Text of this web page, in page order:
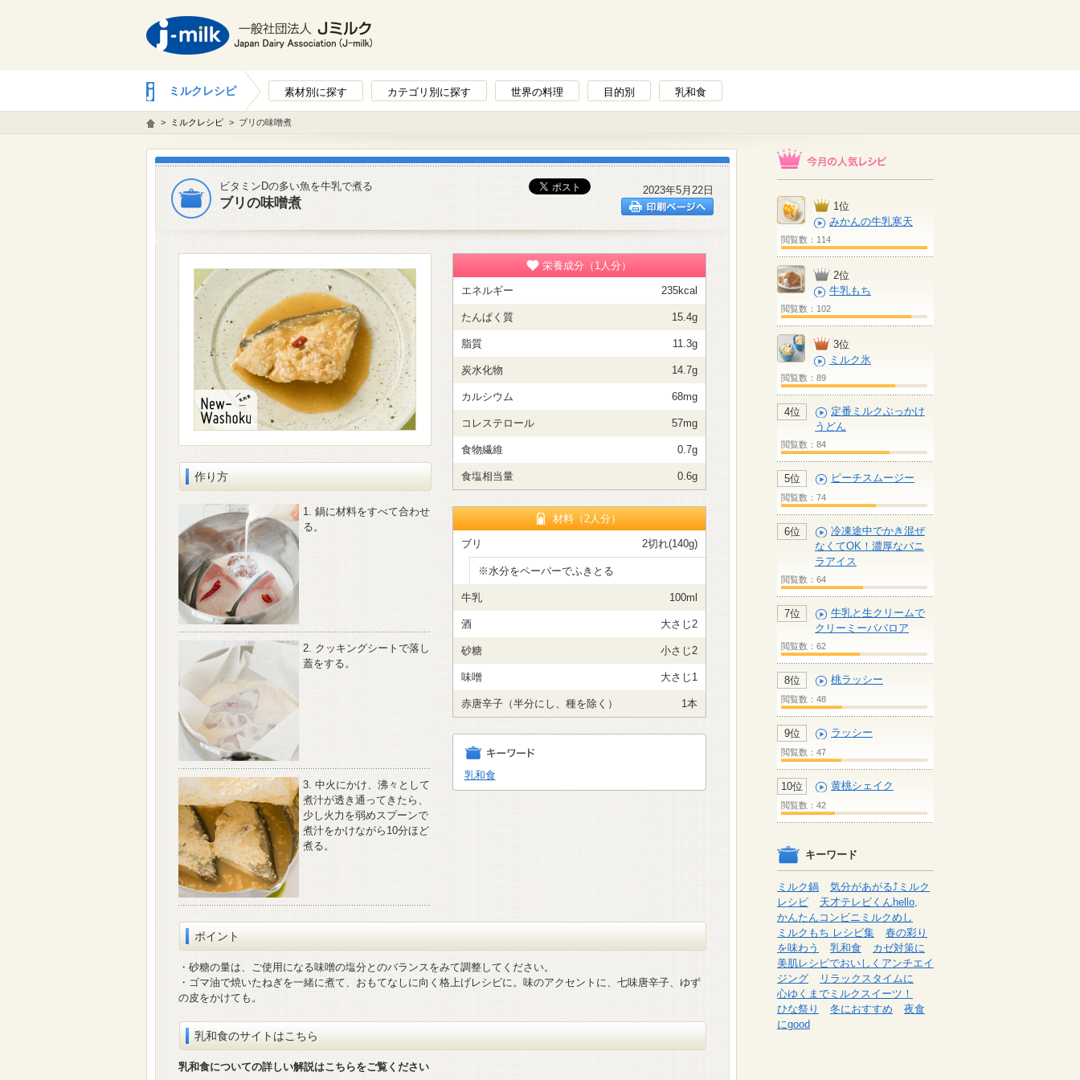
ミルクレシピ 素材別に探す カテゴリ別に探す 世界の料理 目的別 乳和食
> ミルクレシピ > ブリの味噌煮
2023年5月22日
ビタミンDの多い魚を牛乳で煮る
ブリの味噌煮
作り方
1. 鍋に材料をすべて合わせ
る。
2. クッキングシートで落し
蓋をする。
3. 中火にかけ、沸々として
煮汁が透き通ってきたら、
少し火力を弱めスプーンで
煮汁をかけながら10分ほど
煮る。
栄養成分（1人分）
エネルギー 235kcal
たんぱく質 15.4g
脂質 11.3g
炭水化物 14.7g
カルシウム 68mg
コレステロール 57mg
食物繊維 0.7g
食塩相当量 0.6g
材料（2人分）
ブリ 2切れ(140g)
※水分をペーパーでふきとる
牛乳 100ml
酒 大さじ2
砂糖 小さじ2
味噌 大さじ1
赤唐辛子（半分にし、種を除く） 1本
乳和食
ポイント
・砂糖の量は、ご使用になる味噌の塩分とのバランスをみて調整してください。
・ゴマ油で焼いたねぎを一緒に煮て、おもてなしに向く格上げレシピに。味のアクセントに、七味唐辛子、ゆず
の皮をかけても。
乳和食のサイトはこちら
乳和食についての詳しい解説はこちらをご覧ください
1位
みかんの牛乳寒天
閲覧数：114
2位
牛乳もち
閲覧数：102
3位
ミルク氷
閲覧数：89
4位
定番ミルクぶっかけ
うどん
閲覧数：84
5位 ピーチスムージー
閲覧数：74
6位
冷凍途中でかき混ぜ
なくてOK！濃厚なバニ
ラアイス
閲覧数：64
7位
牛乳と生クリームで
クリーミーババロア
閲覧数：62
8位 桃ラッシー
閲覧数：48
9位 ラッシー
閲覧数：47
10位 黄桃シェイク
閲覧数：42
キーワード
ミルク鍋
気分があがる⤴ミルク
レシピ
天才テレビくんhello,
かんたんコンビニミルクめし
ミルクもち レシピ集
春の彩り
を味わう
乳和食
カゼ対策に
美肌レシピでおいしくアンチエイ
ジング
リラックスタイムに
心ゆくまでミルクスイーツ！
ひな祭り
冬におすすめ
夜食
にgood